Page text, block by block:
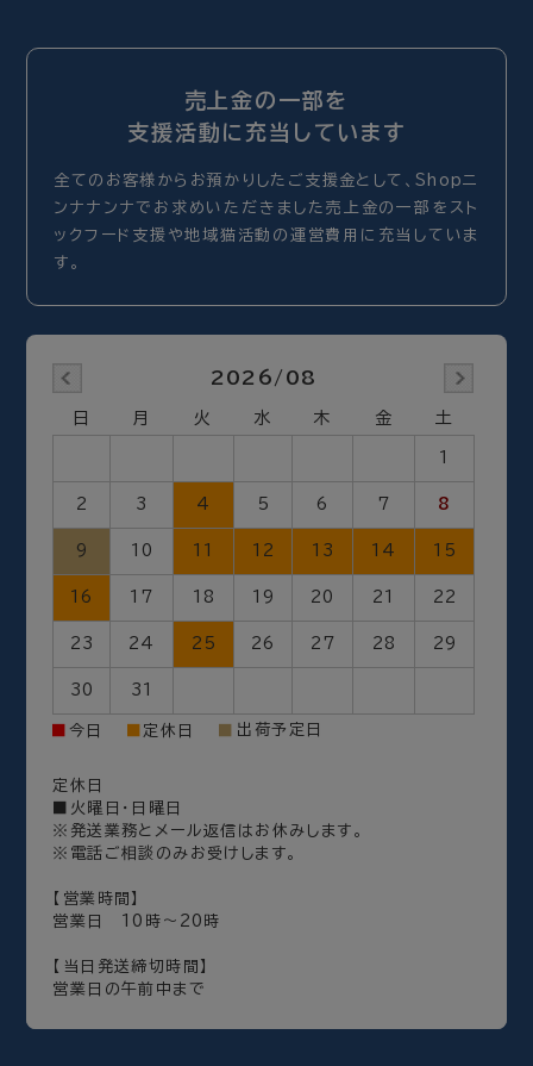
売上金の一部を
支援活動に充当しています
全てのお客様からお預かりしたご支援金として、Shopニ
ンナナンナでお求めいただきました売上金の一部をスト
ックフード支援や地域猫活動の運営費用に充当していま
す。
2026/08
日 月 火 水 木 金 土
1
2 3 4 5 6 7 8
9 10 11 12 13 14 15
16 17 18 19 20 21 22
23 24 25 26 27 28 29
30 31
今日 定休日 出荷予定日
定休日
■火曜日・日曜日
※発送業務とメール返信はお休みします。
※電話ご相談のみお受けします。
【営業時間】
営業日 10時～20時
【当日発送締切時間】
営業日の午前中まで